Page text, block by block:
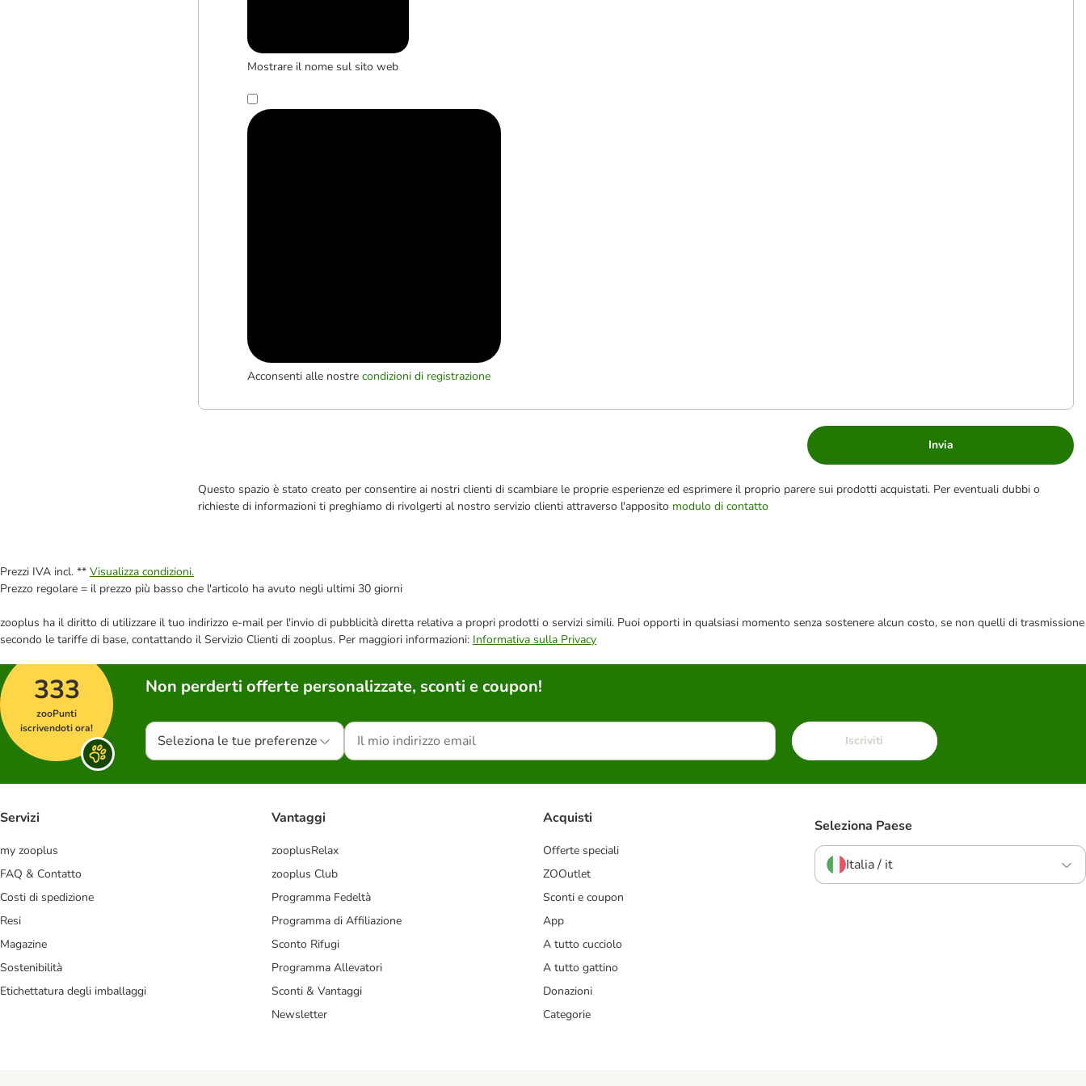
Mostrare il nome sul sito web
Acconsenti alle nostre condizioni di registrazione
Invia
Questo spazio è stato creato per consentire ai nostri clienti di scambiare le proprie esperienze ed esprimere il proprio parere sui prodotti acquistati. Per eventuali dubbi o
richieste di informazioni ti preghiamo di rivolgerti al nostro servizio clienti attraverso l'apposito modulo di contatto
Prezzi IVA incl. ** Visualizza condizioni.
Prezzo regolare = il prezzo più basso che l'articolo ha avuto negli ultimi 30 giorni
zooplus ha il diritto di utilizzare il tuo indirizzo e-mail per l'invio di pubblicità diretta relativa a propri prodotti o servizi simili. Puoi opporti in qualsiasi momento senza sostenere alcun costo, se non quelli di trasmissione
secondo le tariffe di base, contattando il Servizio Clienti di zooplus. Per maggiori informazioni: Informativa sulla Privacy
333
zooPunti
iscrivendoti ora!
Non perderti offerte personalizzate, sconti e coupon!
Seleziona le tue preferenze Iscriviti
Servizi
my zooplus
FAQ & Contatto
Costi di spedizione
Resi
Magazine
Sostenibilità
Etichettatura degli imballaggi
Vantaggi
zooplusRelax
zooplus Club
Programma Fedeltà
Programma di Affiliazione
Sconto Rifugi
Programma Allevatori
Sconti & Vantaggi
Newsletter
Acquisti
Offerte speciali
ZOOutlet
Sconti e coupon
App
A tutto cucciolo
A tutto gattino
Donazioni
Categorie
Seleziona Paese
Italia / it